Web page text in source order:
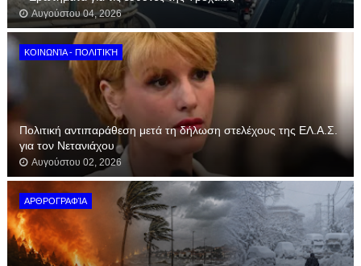
Αυγούστου 04, 2026
ΚΟΙΝΩΝΊΑ - ΠΟΛΙΤΙΚΉ
Πολιτική αντιπαράθεση μετά τη δήλωση στελέχους της ΕΛ.Α.Σ.
για τον Νετανιάχου
Αυγούστου 02, 2026
ΑΡΘΡΟΓΡΑΦΊΑ